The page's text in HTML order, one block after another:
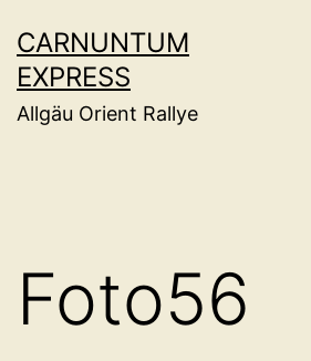
Inhalt
springen
CARNUNTUM
EXPRESS
Allgäu Orient Rallye
Foto56